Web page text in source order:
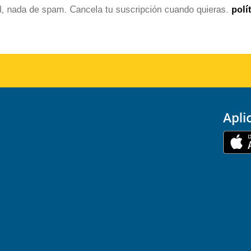
nada de spam. Cancela tu suscripción cuando quieras.